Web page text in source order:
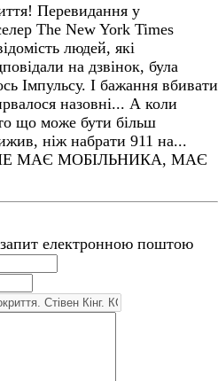
Перевидання у
The New York Times
людей, які
на дзвінок, була
Імпульсу. І бажання вбивати
назовні... А коли
що може бути більш
ніж набрати 911 на...
НЕ МАЄ МОБІЛЬНИКА, МАЄ
електронною поштою